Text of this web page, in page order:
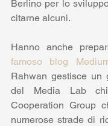
Berlino per lo
citarne alcuni.
Hanno anche
famoso blog
Rahwan gestisce un
del Media Lab
Cooperation Group
numerose strade di